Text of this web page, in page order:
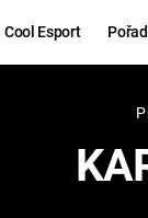
Cool Esport